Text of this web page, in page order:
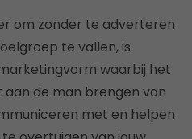
om zonder te adverteren
te vallen, is
waarbij het
de man brengen van
met en helpen